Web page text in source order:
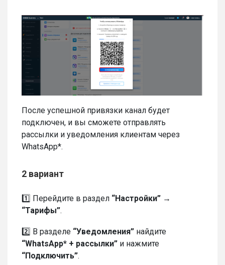
После успешной привязки канал будет
подключен, и вы сможете отправлять
рассылки и уведомления клиентам через
WhatsApp*.
2 вариант
1️⃣ Перейдите в раздел “Настройки” →
“Тарифы”.
2️⃣ В разделе “Уведомления” найдите
“WhatsApp* + рассылки” и нажмите
“Подключить”.